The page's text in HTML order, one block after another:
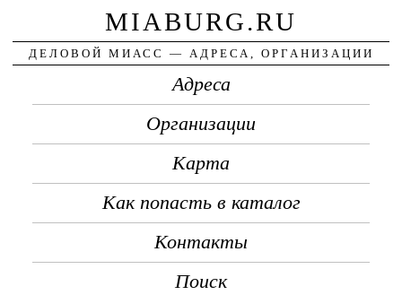
MIABURG.RU
ДЕЛОВОЙ МИАСС — АДРЕСА, ОРГАНИЗАЦИИ
Адреса
Организации
Карта
Как попасть в каталог
Контакты
Поиск